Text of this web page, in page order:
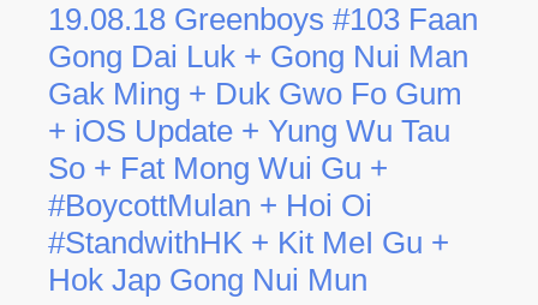
19.08.18 Greenboys #103 Faan
Gong Dai Luk + Gong Nui Man
Gak Ming + Duk Gwo Fo Gum
+ iOS Update + Yung Wu Tau
So + Fat Mong Wui Gu +
#BoycottMulan + Hoi Oi
#StandwithHK + Kit MeI Gu +
Hok Jap Gong Nui Mun